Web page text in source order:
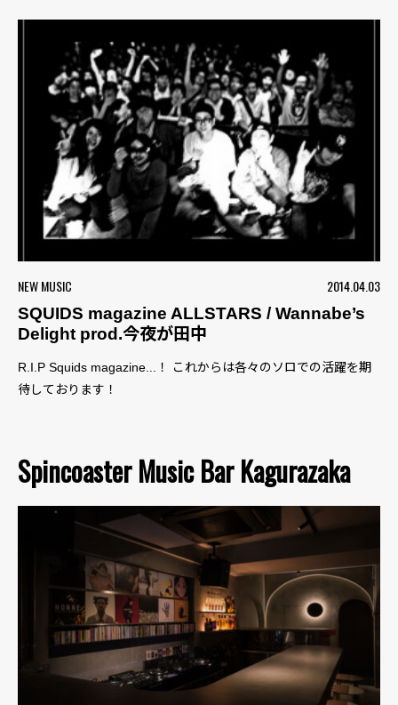
NEW MUSIC
2014.04.03
SQUIDS magazine ALLSTARS / Wannabe’s
Delight prod.今夜が田中
R.I.P Squids magazine...！ これからは各々のソロでの活躍を期
待しております！
Spincoaster Music Bar Kagurazaka